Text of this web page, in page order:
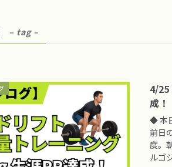
– tag –
4/25
成！
◆ 本
前日
度。
ルゴ